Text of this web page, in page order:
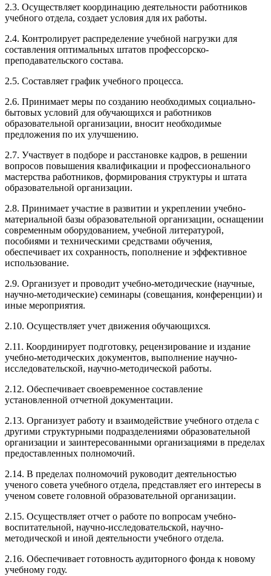
2.3. Осуществляет координацию деятельности работников
учебного отдела, создает условия для их работы.
2.4. Контролирует распределение учебной нагрузки для
составления оптимальных штатов профессорско-
преподавательского состава.
2.5. Составляет график учебного процесса.
2.6. Принимает меры по созданию необходимых социально-
бытовых условий для обучающихся и работников
образовательной организации, вносит необходимые
предложения по их улучшению.
2.7. Участвует в подборе и расстановке кадров, в решении
вопросов повышения квалификации и профессионального
мастерства работников, формирования структуры и штата
образовательной организации.
2.8. Принимает участие в развитии и укреплении учебно-
материальной базы образовательной организации, оснащении
современным оборудованием, учебной литературой,
пособиями и техническими средствами обучения,
обеспечивает их сохранность, пополнение и эффективное
использование.
2.9. Организует и проводит учебно-методические (научные,
научно-методические) семинары (совещания, конференции) и
иные мероприятия.
2.10. Осуществляет учет движения обучающихся.
2.11. Координирует подготовку, рецензирование и издание
учебно-методических документов, выполнение научно-
исследовательской, научно-методической работы.
2.12. Обеспечивает своевременное составление
установленной отчетной документации.
2.13. Организует работу и взаимодействие учебного отдела с
другими структурными подразделениями образовательной
организации и заинтересованными организациями в пределах
предоставленных полномочий.
2.14. В пределах полномочий руководит деятельностью
ученого совета учебного отдела, представляет его интересы в
ученом совете головной образовательной организации.
2.15. Осуществляет отчет о работе по вопросам учебно-
воспитательной, научно-исследовательской, научно-
методической и иной деятельности учебного отдела.
2.16. Обеспечивает готовность аудиторного фонда к новому
учебному году.